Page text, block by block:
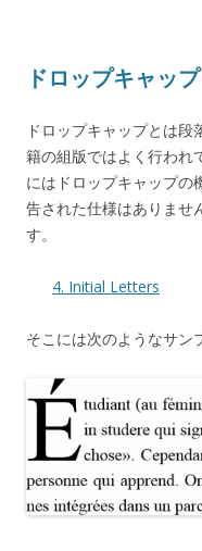
ドロップキャップ
ドロップキャップとは
籍の組版ではよく行われ
にはドロップキャップの
告された仕様はありませ
す。
4. Initial Letters
そこには次のようなサン